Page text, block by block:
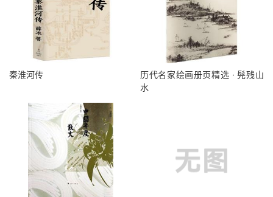
秦淮河传
历代名家绘画册页精选 · 髡残山
水